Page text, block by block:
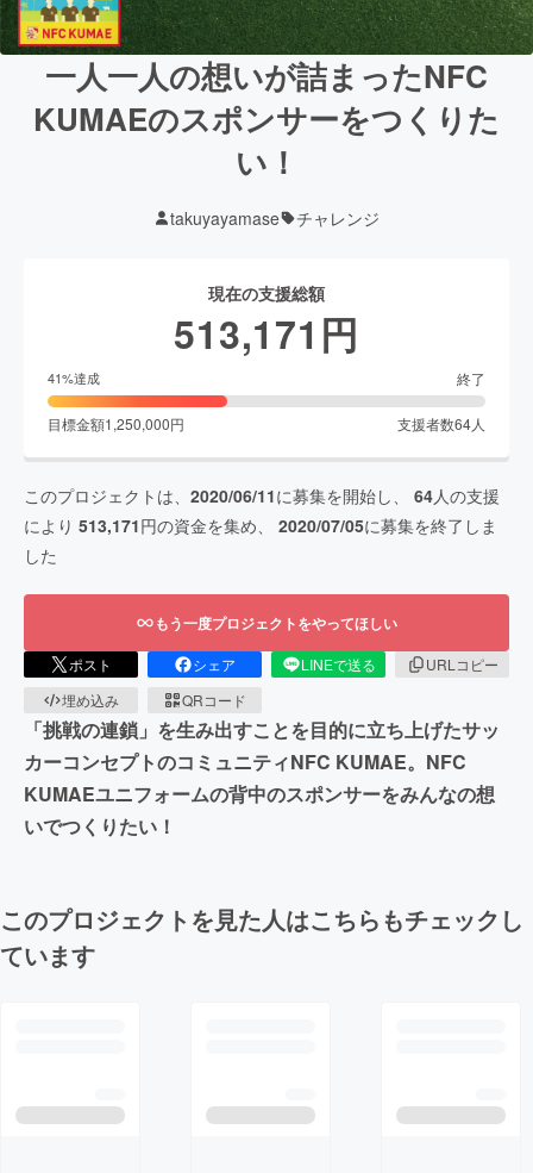
一人一人の想いが詰まったNFC
KUMAEのスポンサーをつくりた
い！
takuyayamase チャレンジ
現在の支援総額
513,171 円
41%達成 終了
目標金額1,250,000円 支援者数64人
このプロジェクトは、 2020/06/11に募集を開始し、 64人の支援
により 513,171円の資金を集め、 2020/07/05に募集を終了しま
した
もう一度プロジェクトをやってほしい
ポスト シェア LINEで送る
URLコピー
埋め込み
QRコード
「挑戦の連鎖」を生み出すことを目的に立ち上げたサッ
カーコンセプトのコミュニティNFC KUMAE。NFC
KUMAEユニフォームの背中のスポンサーをみんなの想
いでつくりたい！
このプロジェクトを見た人はこちらもチェックし
ています